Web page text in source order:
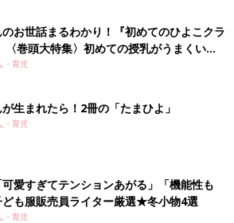
お世話まるわかり！『初めてのひよこクラ
〈巻頭大特集〉初めての授乳がうまくい
ぱい・ミルクの基本と夏のトラブル 解決テ
・育児
生まれたら！2冊の「たまひよ」
・育児
愛すぎてテンションあがる」「機能性も
も服販売員ライター厳選★冬小物4選
・育児